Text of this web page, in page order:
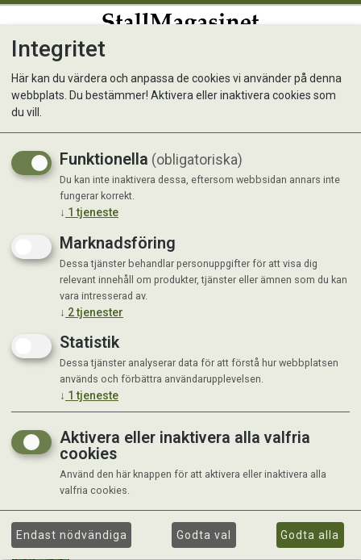
Sallat, Isbergs-, Calmar
Integritet
Här kan du värdera och anpassa de cookies vi använder på denna
webbplats. Du bestämmer! Aktivera eller inaktivera cookies som
du vill.
Funktionella (obligatoriska)
Du kan inte inaktivera dessa, eftersom webbsidan annars inte
fungerar korrekt.
↓ 1 tjeneste
Marknadsföring
Dessa tjänster behandlar personuppgifter för att visa dig
relevant innehåll om produkter, tjänster eller ämnen som du kan
vara intresserad av.
↓ 2tjenester
Statistik
Dessa tjänster analyserar data för att förstå hur webbplatsen
används och förbättra användarupplevelsen.
↓ 1 tjeneste
Aktivera eller inaktivera alla valfria
cookies
Använd den här knappen för att aktivera eller inaktivera alla
valfria cookies.
Endast nödvändiga Godta val Godta alla